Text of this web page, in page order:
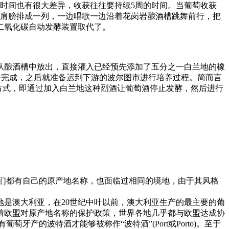
也有很大差异，收获往往要持续5周的时间。当葡萄收获
膀排成一列，一边唱歌一边沿着花岗岩酿酒槽跳舞前行，把
化碳自动发酵装置取代了。
酒槽中放出，直接灌入已经预先添加了五分之一白兰地的橡
成，之后就准备运到下游的波尔图市进行培养过程。简而言
，即通过加入白兰地这种烈酒让葡萄酒停止发酵，然后进行
有自己的原产地名称，也面临过相同的境地，由于其风格
大利亚，在20世纪中叶以前，澳大利亚生产的最主要的葡
盟对原产地名称的保护政策，世界各地几乎都与欧盟达成协
萄牙产的波特酒才能够被称作“波特酒”(Port或Porto)。至于